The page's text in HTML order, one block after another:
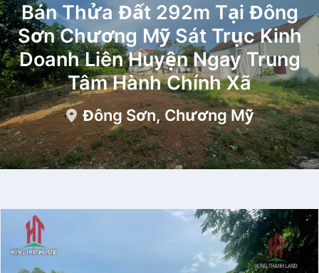
Bán Thửa Đất 292m Tại Đông
Sơn Chương Mỹ Sát Trục Kinh
Doanh Liên Huyện Ngay Trung
Tâm Hành Chính Xã
Đông Sơn, Chương Mỹ